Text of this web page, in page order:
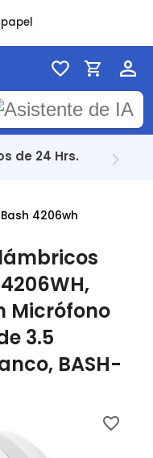
de 24 Hrs.
4206wh
Micrófono
3.5
BASH-